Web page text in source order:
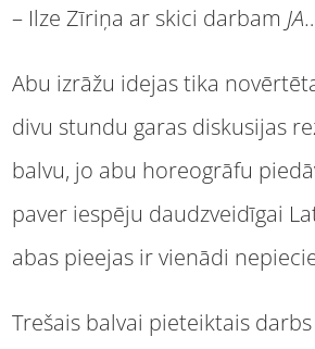
– Ilze Zīriņa ar skici darbam JA
Abu izrāžu idejas tika
divu stundu garas diskusijas
balvu, jo abu horeogrāfu
paver iespēju daudzveidīgai
abas pieejas ir vienādi
Trešais balvai pieteiktais